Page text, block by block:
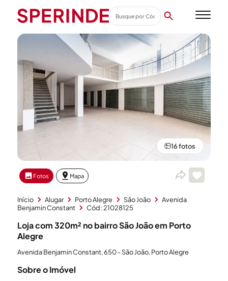
16 fotos
Fotos Mapa
Início Alugar Porto Alegre São João
Avenida
Benjamin Constant
Cód: 21028125
Loja com 320m² no bairro São João em Porto
Alegre
Avenida Benjamin Constant, 650 - São João, Porto Alegre
Sobre o Imóvel